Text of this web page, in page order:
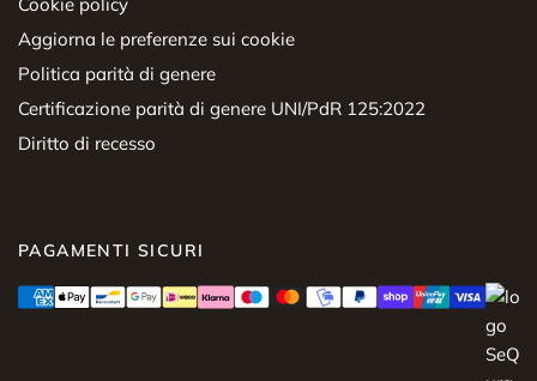
Aggiorna le preferenze sui cookie
Politica parità di genere
Certificazione parità di genere UNI/PdR 125:2022
Diritto di recesso
PAGAMENTI SICURI